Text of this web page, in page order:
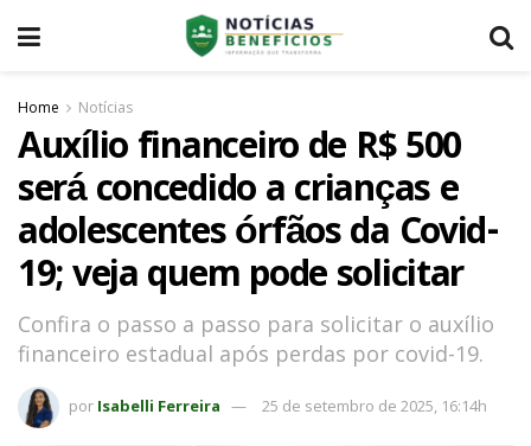
Home Notícias
Auxílio financeiro de R$ 500
será concedido a crianças e
adolescentes órfãos da Covid-
19; veja quem pode solicitar
Confira o passo a passo para solicitar o auxílio
financeiro estadual após perdas por covid-19.
por Isabelli Ferreira 25 de setembro de 2025, 16:14h